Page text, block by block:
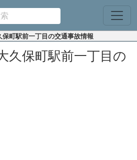
保町駅前一丁目の交通事故情報
久保町駅前一丁目の